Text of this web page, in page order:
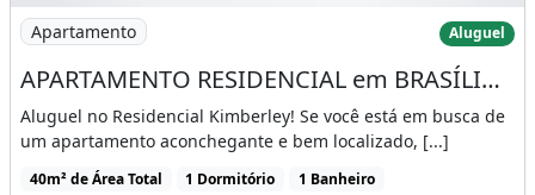
Imagem: APARTAMENTO RESIDENCIAL em BRASÍLIA - DF
Apartamento Aluguel
APARTAMENTO RESIDENCIAL em BRASÍLIA - DF, TAGUATINGA SUL (TAGUATINGA
Aluguel no Residencial Kimberley! Se você está em busca de
um apartamento aconchegante e bem localizado, [...]
40m² de Área Total 1 Dormitório 1 Banheiro